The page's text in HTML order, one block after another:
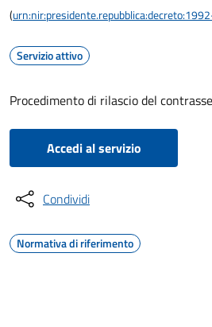
(
Servizio attivo
Procedimento di rilascio del
Accedi al servizio
Condividi
Normativa di riferimento